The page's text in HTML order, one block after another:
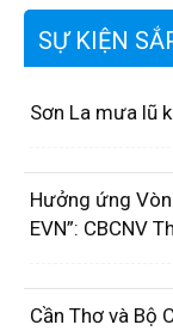
SỰ KIỆN
Sơn La mưa lũ
Hưởng ứng
EVN”: CBCNV
Cần Thơ và Bộ